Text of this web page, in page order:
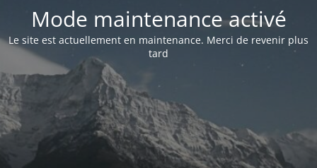
Mode maintenance activé
Le site est actuellement en maintenance. Merci de revenir plus
tard